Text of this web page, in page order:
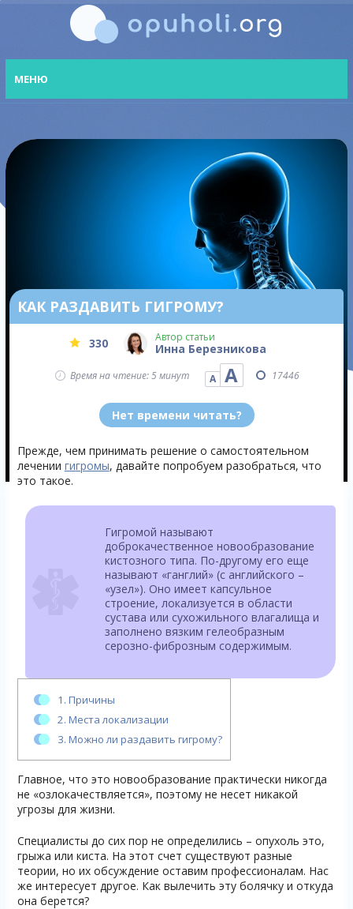
МЕНЮ
КАК РАЗДАВИТЬ ГИГРОМУ?
330 Автор статьи
Инна Березникова
Время на чтение: 5 минут А А 17446
Нет времени читать?
Прежде, чем принимать решение о самостоятельном
лечении гигромы, давайте попробуем разобраться, что
это такое.
Гигромой называют
доброкачественное новообразование
кистозного типа. По-другому его еще
называют «ганглий» (с английского –
«узел»). Оно имеет капсульное
строение, локализуется в области
сустава или сухожильного влагалища и
заполнено вязким гелеобразным
серозно-фиброзным содержимым.
1. Причины
2. Места локализации
3. Можно ли раздавить гигрому?
Главное, что это новообразование практически никогда
не «озлокачествляется», поэтому не несет никакой
угрозы для жизни.
Специалисты до сих пор не определились – опухоль это,
грыжа или киста. На этот счет существуют разные
теории, но их обсуждение оставим профессионалам. Нас
же интересует другое. Как вылечить эту болячку и откуда
она берется?